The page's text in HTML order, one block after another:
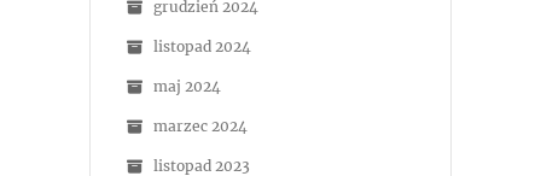
grudzień 2024
listopad 2024
maj 2024
marzec 2024
listopad 2023